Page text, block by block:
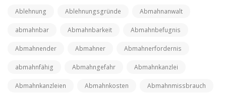
Ablehnung Ablehnungsgründe Abmahnanwalt
abmahnbar Abmahnbarkeit Abmahnbefugnis
Abmahnender Abmahner Abmahnerfordernis
abmahnfähig Abmahngefahr Abmahnkanzlei
Abmahnkanzleien Abmahnkosten Abmahnmissbrauch